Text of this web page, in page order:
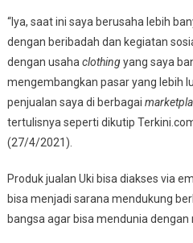
“Iya, saat ini saya berusaha lebih
dengan beribadah dan kegiatan
dengan usaha clothingyang saya
mengembangkan pasar yang lebih
penjualan saya di berbagai
tertulisnya seperti dikutip
(27/4/2021).
Produk jualan Uki bisa diakses via
bisa menjadi sarana mendukung
bangsa agar bisa mendunia dengan